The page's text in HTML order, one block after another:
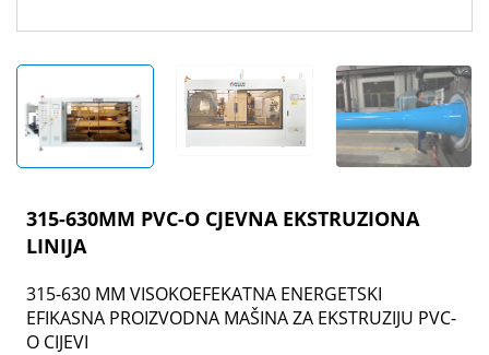
315-630MM PVC-O CJEVNA EKSTRUZIONA
LINIJA
315-630 MM VISOKOEFEKATNA ENERGETSKI
EFIKASNA PROIZVODNA MAŠINA ZA EKSTRUZIJU PVC-
O CIJEVI